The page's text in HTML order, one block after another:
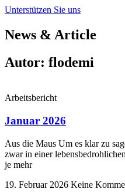
Unterstützen Sie uns
News & Article
Autor: flodemi
Arbeitsbericht
Januar 2026
Aus die Maus Um es klar zu
zwar in einer
je mehr
19. Februar 2026 Keine